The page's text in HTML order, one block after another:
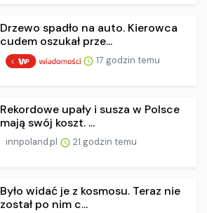
Drzewo spadło na auto. Kierowca
cudem oszukał prze...
17 godzin temu
Rekordowe upały i susza w Polsce
mają swój koszt. ...
innpoland.pl 21 godzin temu
Było widać je z kosmosu. Teraz nie
został po nim c...